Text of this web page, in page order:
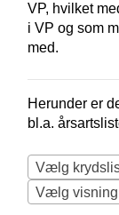
VP, hvilket
i VP og som
med.
Herunder er
bl.a.
Vælg
Vælg visning